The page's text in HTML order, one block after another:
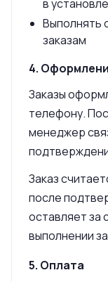
в
Выполнять
заказам
4.
Заказы
телефону.
менеджер
Заказ
после
оставляет за
выполнении
5. Оплата